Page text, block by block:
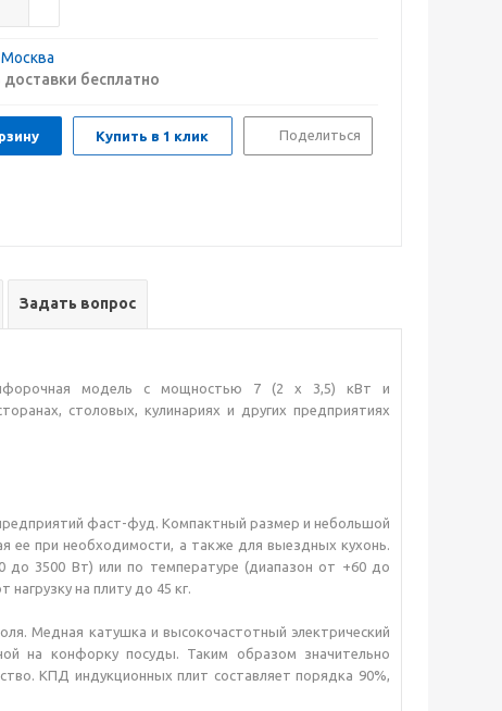
Москва
бесплатно
Купить в 1 клик Поделиться
Задать вопрос
модель с мощностью 7 (2 х 3,5) кВт и
столовых, кулинариях и других предприятиях
фаст-фуд. Компактный размер и небольшой
ее при необходимости, а также для выездных кухонь.
до 3500 Вт) или по температуре (диапазон от +60 до
на плиту до 45 кг.
Медная катушка и высокочастотный электрический
на конфорку посуды. Таким образом значительно
КПД индукционных плит составляет порядка 90%,